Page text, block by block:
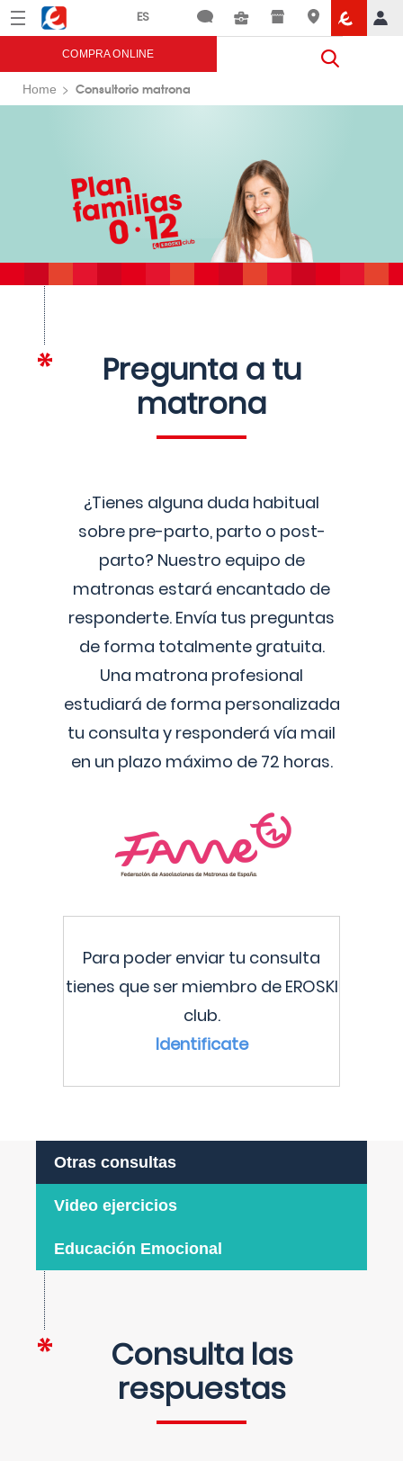
Menú Eroski
COMPRA ONLINE
Home Consultorio matrona
Pregunta a tu
matrona
¿Tienes alguna duda habitual
sobre pre-parto, parto o post-
parto? Nuestro equipo de
matronas estará encantado de
responderte. Envía tus preguntas
de forma totalmente gratuita.
Una matrona profesional
estudiará de forma personalizada
tu consulta y responderá vía mail
en un plazo máximo de 72 horas.
Para poder enviar tu consulta
tienes que ser miembro de EROSKI
club.
Identificate
Otras consultas
Video ejercicios
Educación Emocional
Consulta las
respuestas